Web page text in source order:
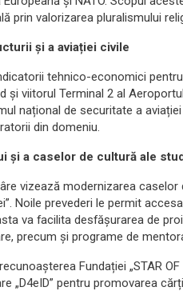
prin valorizarea pluralismului
și a aviației civile
tehnico-economici
și viitorul Terminal 2 al
național de securitate a
din domeniu.
și a caselor de cultură ale
vizează modernizarea
Noile prevederi le permit
va facilita desfășurarea de
precum și programe de
Fundației „STAR
„D4eID” pentru promovarea